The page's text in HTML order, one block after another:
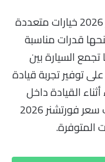
من ناحية الأداء، توفر تويوتا فورتشنر 2026 خيارات متعددة
قدرات مناسبة
السيارة بين
توفير تجربة قيادة
القيادة داخل
المدن أو على الطرق خارجها. ويختلف سعر فورتشنر 2026
المتوفرة.